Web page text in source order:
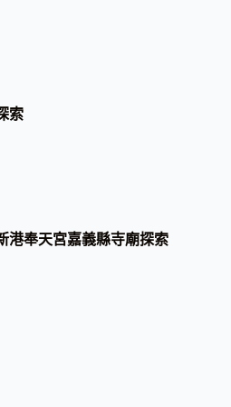
索
港奉天宮嘉義縣寺廟探索